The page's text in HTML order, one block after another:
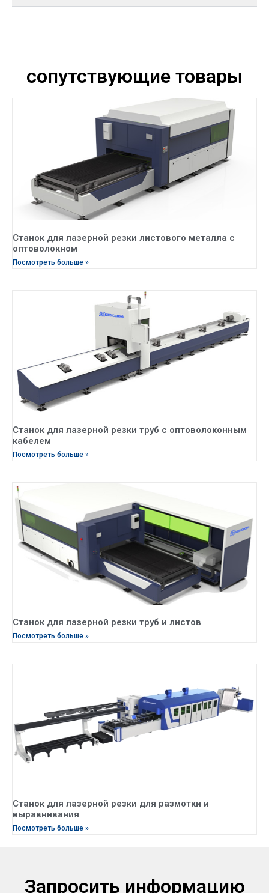
сопутствующие товары
Станок для лазерной резки листового металла с
оптоволокном
Посмотреть больше »
Станок для лазерной резки труб с оптоволоконным
кабелем
Посмотреть больше »
Станок для лазерной резки труб и листов
Посмотреть больше »
Станок для лазерной резки для размотки и
выравнивания
Посмотреть больше »
Запросить информацию